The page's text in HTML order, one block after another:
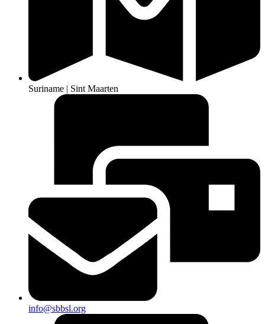
Suriname | Sint Maarten
info@sbbsl.org